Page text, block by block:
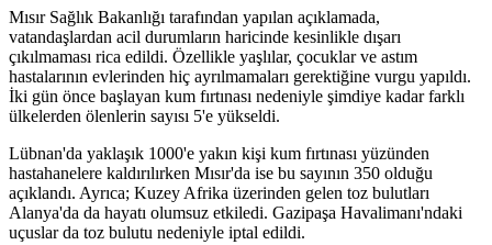
Mısır Sağlık Bakanlığı tarafından yapılan açıklamada,
vatandaşlardan acil durumların haricinde kesinlikle dışarı
çıkılmaması rica edildi. Özellikle yaşlılar, çocuklar ve astım
hastalarının evlerinden hiç ayrılmamaları gerektiğine vurgu yapıldı.
İki gün önce başlayan kum fırtınası nedeniyle şimdiye kadar farklı
ülkelerden ölenlerin sayısı 5'e yükseldi.
Lübnan'da yaklaşık 1000'e yakın kişi kum fırtınası yüzünden
hastahanelere kaldırılırken Mısır'da ise bu sayının 350 olduğu
açıklandı. Ayrıca; Kuzey Afrika üzerinden gelen toz bulutları
Alanya'da da hayatı olumsuz etkiledi. Gazipaşa Havalimanı'ndaki
uçuslar da toz bulutu nedeniyle iptal edildi.